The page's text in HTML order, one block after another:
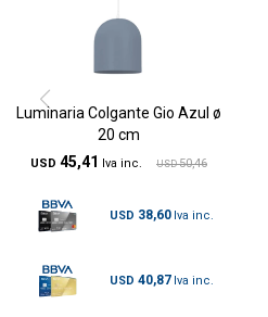
Luminaria Colgante Gio Azul ø
20 cm
USD 45,41 USD 50,46
USD 38,60
USD 40,87